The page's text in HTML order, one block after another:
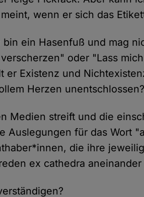
wenn er sich das
ein Hasenfuß und mag
oder "Lass
er Existenz und
Herzen unentschlossen?
Medien streift und die
Auslegungen für das Wort
die ihre
ex cathedra aneinander